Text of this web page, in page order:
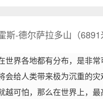
-德尔萨拉多山（6891
世界各地都有分布，是非
会给人类带来极为沉重的
越可怕，那么在世界上，